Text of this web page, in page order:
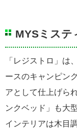
MYSミステ
「レジストロ」は
ースのキャンピン
アとして仕上げら
ンクベッド」も大
インテリアは木目